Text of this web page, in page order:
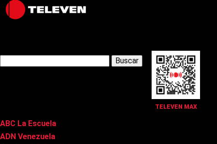
TELEVEN MAX
Latest Posts
ABC La Escuela
ADN Venezuela